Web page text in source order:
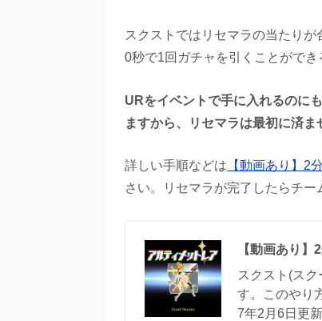
スクストではリセマラの当たり
0秒で1回ガチャを引くことができ
URをイベントで手に入れるのに
ますから、リセマラは最初に済ま
詳しい手順などは 【動画あり】2
さい。リセマラが完了したらチー
【動画あり
スクスト(ス
す。このやり
7年2月6日更